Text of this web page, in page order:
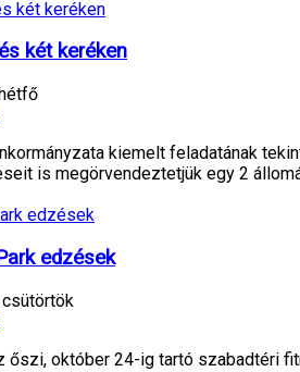
két keréken
kiemelt feladatának
is megörvendeztetjük egy 2
edzések
őszi, október 24-ig tartó szabadtéri